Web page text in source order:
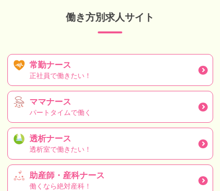
働き方別求人サイト
常勤ナース
正社員で働きたい！
ママナース
パートタイムで働く
透析ナース
透析室で働きたい！
助産師・産科ナース
働くなら絶対産科！